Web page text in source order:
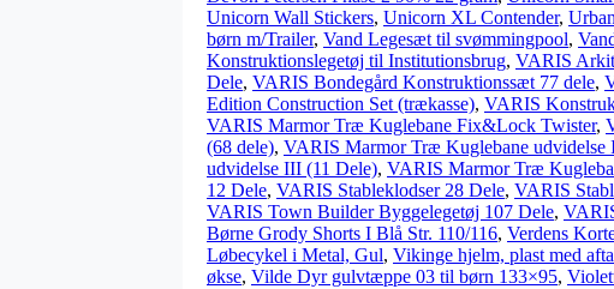
Unicorn Wall Stickers, Unicorn XL Contender,
børn m/Trailer, Vand Legesæt til svømmingpool,
Konstruktionslegetøj til Institutionsbrug, VARIS
Dele, VARIS Bondegård Konstruktionssæt 77 dele,
Edition Construction Set (trækasse), VARIS
VARIS Marmor Træ Kuglebane Fix&Lock Twister,
(68 dele), VARIS Marmor Træ Kuglebane udvidelse
udvidelse III (11 Dele), VARIS Marmor Træ
12 Dele, VARIS Stableklodser 28 Dele, VARIS
VARIS Town Builder Byggelegetøj 107 Dele,
Børne Grody Shorts I Blå Str. 110/116, Verdens
Løbecykel i Metal, Gul, Vikinge hjelm, plast med
økse, Vilde Dyr gulvtæppe 03 til børn 133×95,